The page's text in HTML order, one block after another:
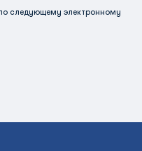
следующему электронному